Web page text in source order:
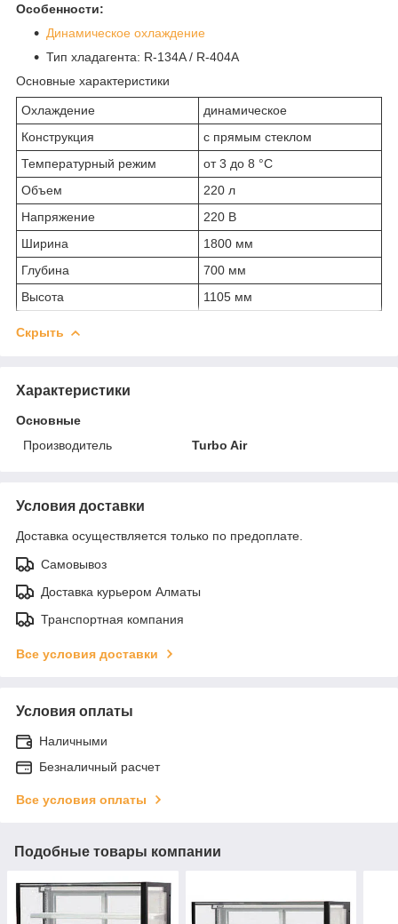
Особенности:
Динамическое охлаждение
Тип хладагента: R-134A / R-404A
Основные характеристики
Охлаждение
динамическое
Конструкция
с прямым стеклом
Температурный режим
от 3 до 8 °С
Объем
220 л
Напряжение
220 В
Ширина
1800 мм
Глубина
700 мм
Высота
1105 мм
Скрыть
Характеристики
Основные
Производитель
Turbo Air
Условия доставки
Доставка осуществляется только по предоплате.
Самовывоз
Доставка курьером Алматы
Транспортная компания
Все условия доставки
Условия оплаты
Наличными
Безналичный расчет
Все условия оплаты
Подобные товары компании